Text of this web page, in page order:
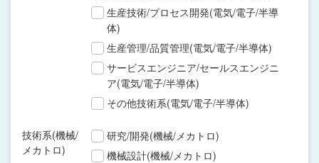
生産技術/プロセス開発(電気/電子/半導
体)
生産管理/品質管理(電気/電子/半導体)
サービスエンジニア/セールスエンジニ
ア(電気/電子/半導体)
その他技術系(電気/電子/半導体)
技術系(機械/
メカトロ)
研究/開発(機械/メカトロ)
機械設計(機械/メカトロ)